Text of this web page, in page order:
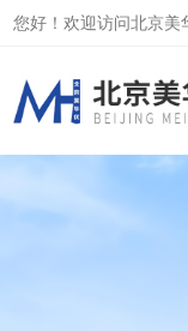
您好！欢迎访问北京美